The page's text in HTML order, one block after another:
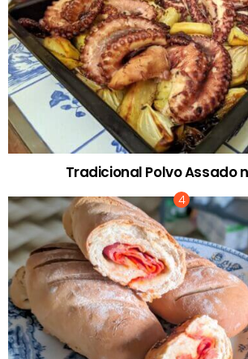
Tradicional Polvo Assado